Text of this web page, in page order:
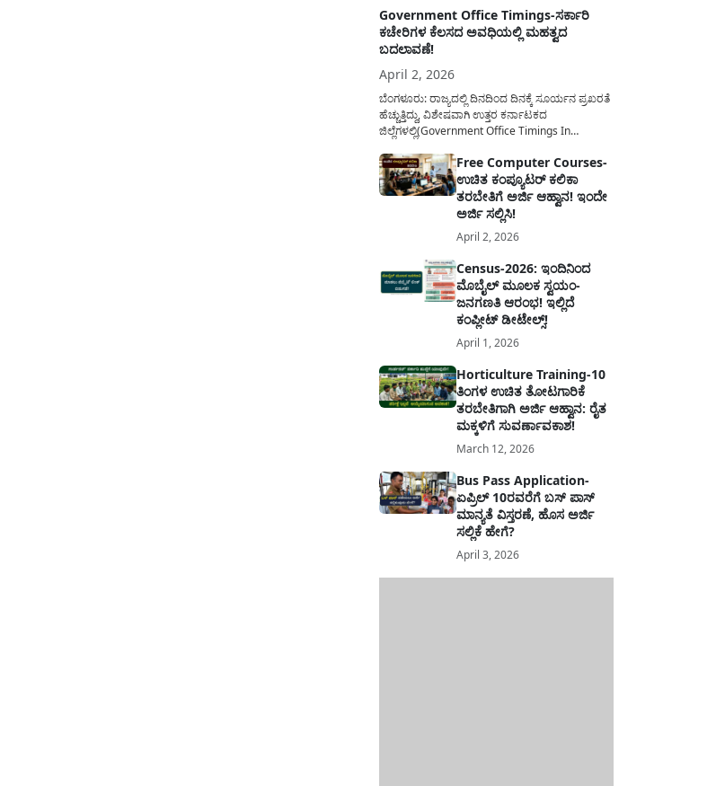
Government Office Timings-ಸರ್ಕಾರಿ
ಕಚೇರಿಗಳ ಕೆಲಸದ ಅವಧಿಯಲ್ಲಿ ಮಹತ್ವದ
ಬದಲಾವಣೆ!
April 2, 2026
ಬೆಂಗಳೂರು: ರಾಜ್ಯದಲ್ಲಿ ದಿನದಿಂದ ದಿನಕ್ಕೆ ಸೂರ್ಯನ ಪ್ರಖರತೆ
ಹೆಚ್ಚುತ್ತಿದ್ದು, ವಿಶೇಷವಾಗಿ ಉತ್ತರ ಕರ್ನಾಟಕದ
ಜಿಲ್ಲೆಗಳಲ್ಲಿ(Government Office Timings In
ಹಿನ್ನೆಲೆಯಲ್ಲಿ ಸರ್ಕಾರಿ ನೌಕರರ ಹಿತದೃಷ್ಟಿಯಿಂದ ಹಾಗೂ
ಸಾರ್ವಜನಿಕರ ಅನುಕೂಲಕ್ಕಾಗಿ ಕರ್ನಾಟಕ ಸರ್ಕಾರವು
ಮಹತ್ವದ ನಿರ್ಧಾರವೊಂದನ್ನು ಕೈಗೊಂಡಿದೆ. ಕಿತ್ತೂರು ಕರ್ನಾಟಕ
ಮತ್ತು ಕಲ್ಯಾಣ ಕರ್ನಾಟಕದ ಒಟ್ಟು 9 ಜಿಲ್ಲೆಗಳಲ್ಲಿ ಏಪ್ರಿಲ್...
Free Computer Courses-
ಉಚಿತ ಕಂಪ್ಯೂಟರ್ ಕಲಿಕಾ
ತರಬೇತಿಗೆ ಅರ್ಜಿ ಆಹ್ವಾನ! ಇಂದೇ
ಅರ್ಜಿ ಸಲ್ಲಿಸಿ!
April 2, 2026
Census-2026: ಇಂದಿನಿಂದ
ಮೊಬೈಲ್ ಮೂಲಕ ಸ್ವಯಂ-
ಜನಗಣತಿ ಆರಂಭ! ಇಲ್ಲಿದೆ
ಕಂಪ್ಲೀಟ್ ಡೀಟೇಲ್ಸ್!
April 1, 2026
Horticulture Training-10
ತಿಂಗಳ ಉಚಿತ ತೋಟಗಾರಿಕೆ
ತರಬೇತಿಗಾಗಿ ಅರ್ಜಿ ಆಹ್ವಾನ: ರೈತ
ಮಕ್ಕಳಿಗೆ ಸುವರ್ಣಾವಕಾಶ!
March 12, 2026
Bus Pass Application-
ಏಪ್ರಿಲ್ 10ರವರೆಗೆ ಬಸ್ ಪಾಸ್
ಮಾನ್ಯತೆ ವಿಸ್ತರಣೆ, ಹೊಸ ಅರ್ಜಿ
ಸಲ್ಲಿಕೆ ಹೇಗೆ?
April 3, 2026